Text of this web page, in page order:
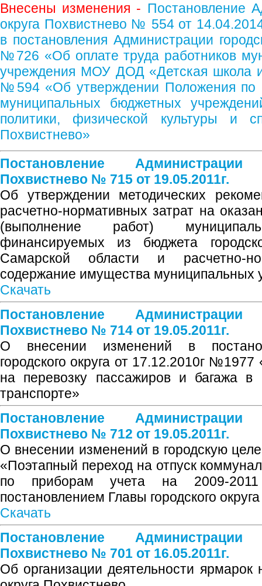
Внесены изменения - Постановление
округа Похвистнево № 554 от
в постановления Администрации
№726 «Об оплате труда работников
учреждения МОУ ДОД «Детская школа
№594 «Об утверждении Положения по
муниципальных бюджетных
политики, физической культуры и
Похвистнево»
Постановление
Похвистнево № 715 от 19.05.2011г.
Об утверждении методических
расчетно-нормативных затрат на
(выполнение работ)
финансируемых из бюджета
Самарской области и расчетно-
содержание имущества муниципальных
Скачать
Постановление
Похвистнево № 714 от 19.05.2011г.
О внесении изменений в
городского округа от 17.12.2010г
на перевозку пассажиров и багажа в
транспорте»
Постановление
Похвистнево № 712 от 19.05.2011г.
О внесении изменений в городскую
«Поэтапный переход на отпуск
по приборам учета на 2009-2011
постановлением Главы городского
Скачать
Постановление
Похвистнево № 701 от 16.05.2011г.
Об организации деятельности ярмарок